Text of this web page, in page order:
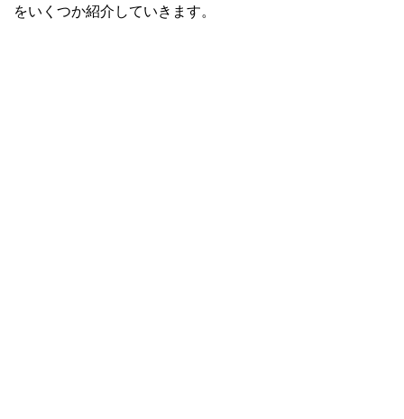
をいくつか紹介していきます。